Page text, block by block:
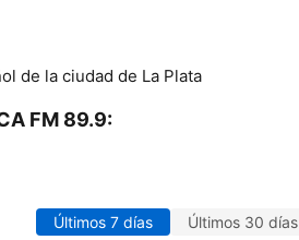
de la ciudad de La Plata
FM 89.9:
Últimos 7 días Últimos 30 días